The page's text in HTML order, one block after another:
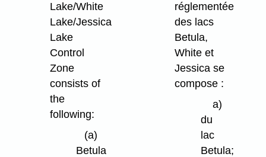
Lake/White
Lake/Jessica
Lake
Control
Zone
consists of
the
following:
(a)
Betula
réglementée
des lacs
Betula,
White et
Jessica se
compose :
a)
du
lac
Betula;